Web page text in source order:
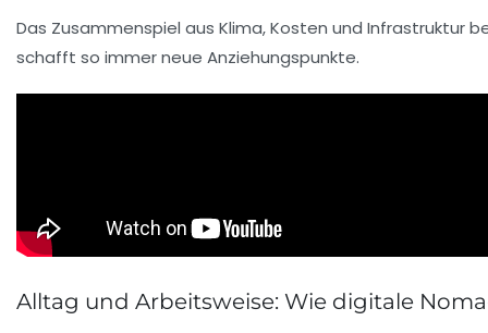
Das Zusammenspiel aus Klima, Kosten und
schafft so immer neue Anziehungspunkte.
Alltag und Arbeitsweise: Wie digitale